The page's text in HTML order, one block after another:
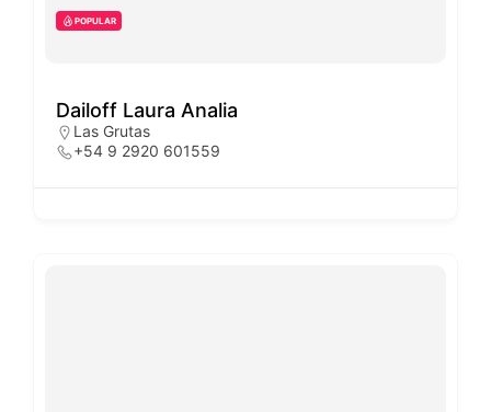
POPULAR
Dailoff Laura Analia
Las Grutas
+54 9 2920 601559